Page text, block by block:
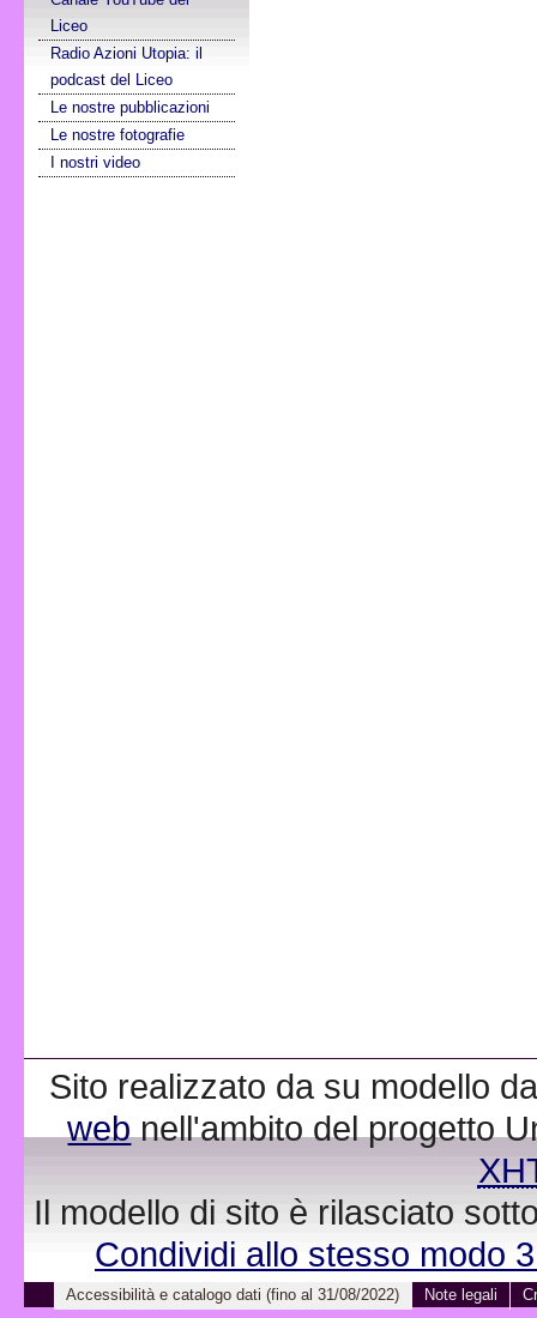
Liceo
Radio Azioni Utopia: il
podcast del Liceo
Le nostre pubblicazioni
Le nostre fotografie
I nostri video
Sito realizzato da su modello
webnell'ambito del progetto
Il modello di sito è rilasciato
Condividi allo stesso modo
Accessibilità e catalogo dati (fino al 31/08/2022) Note legali